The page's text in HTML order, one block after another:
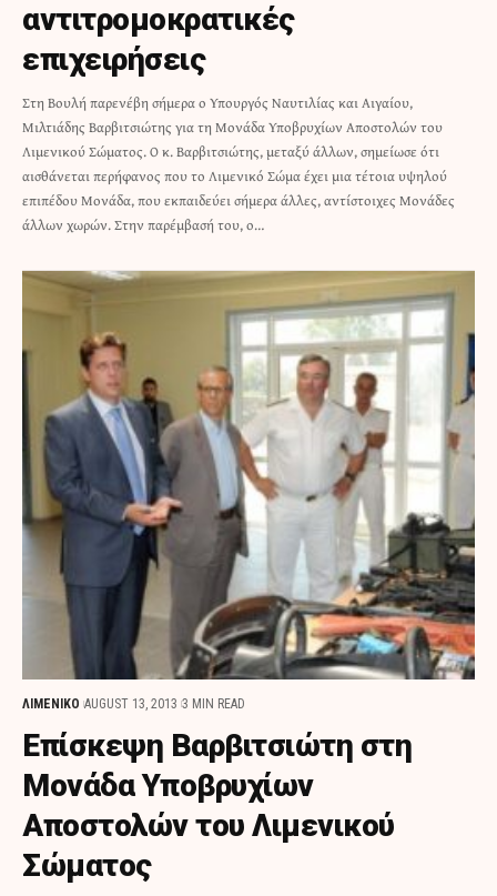
αντιτρομοκρατικές
επιχειρήσεις
Στη Βουλή παρενέβη σήμερα ο Υπουργός Ναυτιλίας και Αιγαίου,
Μιλτιάδης Βαρβιτσιώτης για τη Μονάδα Υποβρυχίων Αποστολών του
Λιμενικού Σώματος. Ο κ. Βαρβιτσιώτης, μεταξύ άλλων, σημείωσε ότι
αισθάνεται περήφανος που το Λιμενικό Σώμα έχει μια τέτοια υψηλού
επιπέδου Μονάδα, που εκπαιδεύει σήμερα άλλες, αντίστοιχες Μονάδες
άλλων χωρών. Στην παρέμβασή του, ο…
ΛΙΜΕΝΙΚΟ AUGUST 13, 2013 3 MIN READ
Επίσκεψη Βαρβιτσιώτη στη
Μονάδα Υποβρυχίων
Αποστολών του Λιμενικού
Σώματος